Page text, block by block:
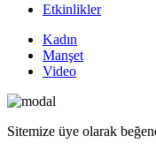
Etkinlikler
Kadın
Manşet
Video
Sitemize üye olarak